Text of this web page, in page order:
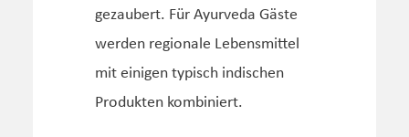
gezaubert. Für Ayurveda Gäste
werden regionale Lebensmittel
mit einigen typisch indischen
Produkten kombiniert.